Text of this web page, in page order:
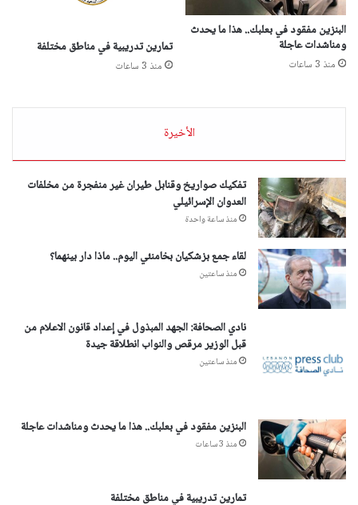
البنزين مفقود في بعلبك.. هذا ما يحدث
ومناشدات عاجلة
منذ 3 ساعات
تمارين تدريبية في مناطق مختلفة
منذ 3 ساعات
الأخيرة
تفكيك صواريخ وقنابل طيران غير منفجرة من مخلفات
العدوان الإسرائيلي
منذ ساعة واحدة
لقاء جمع بزشكيان بخامنئي اليوم.. ماذا دار بينهما؟
منذ ساعتين
نادي الصحافة: الجهد المبذول في إعداد قانون الاعلام من
قبل الوزير مرقص والنواب انطلاقة جيدة
منذ ساعتين
البنزين مفقود في بعلبك.. هذا ما يحدث ومناشدات عاجلة
منذ 3 ساعات
تمارين تدريبية في مناطق مختلفة